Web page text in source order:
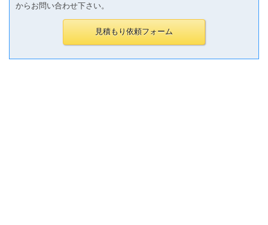
からお問い合わせ下さい。